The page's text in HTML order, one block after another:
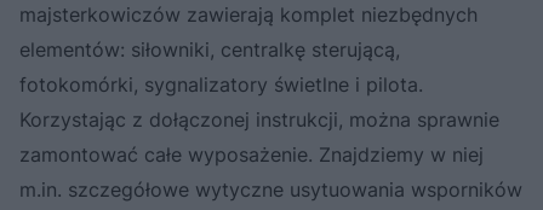
majsterkowiczów zawierają komplet niezbędnych
elementów: siłowniki, centralkę sterującą,
fotokomórki, sygnalizatory świetlne i pilota.
Korzystając z dołączonej instrukcji, można sprawnie
zamontować całe wyposażenie. Znajdziemy w niej
m.in. szczegółowe wytyczne usytuowania wsporników